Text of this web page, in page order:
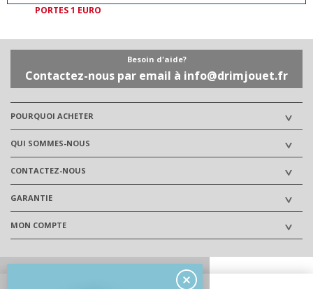
PORTES 1 EURO
Besoin d'aide?
Contactez-nous par email à info@drimjouet.fr
POURQUOI ACHETER
QUI SOMMES-NOUS
CONTACTEZ-NOUS
GARANTIE
MON COMPTE